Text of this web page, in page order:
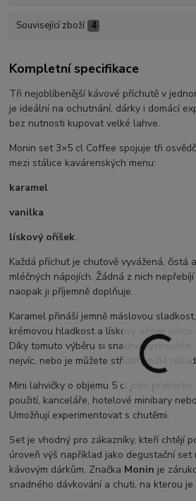
Související zboží 4
Kompletní specifikace
Tři nejoblíbenější kávové příchutě v
je ideální na ochutnání, dárky i domácí
bez nutnosti kupovat velké lahve.
Monin set 3×5 cl Coffee spojuje tři
mezi stálice kavárenských menu:
karamel
vanilka
lískový oříšek.
Každá příchuť je chuťově vyvážená, čistá
mléčných nápojích. Žádná z nich
naopak ji příjemně doplňuje.
Karamel přináší jemně máslovou
krémovou hladkost a lískový oříšek lehce
Díky tomuto výběru si snadno
nejvíc, nebo je můžete střídat podle
Mini lahvičky o objemu 5 cl jsou
použití, kanceláře, hotelové minibary
Umožňují experimentovat s chutěmi.
Set je vhodný pro zákazníky, kteří chtějí
úroveň výš například jako degustační set
kávovým dárkům. Značka Monin je
snadného dávkování a chuti, na kterou je